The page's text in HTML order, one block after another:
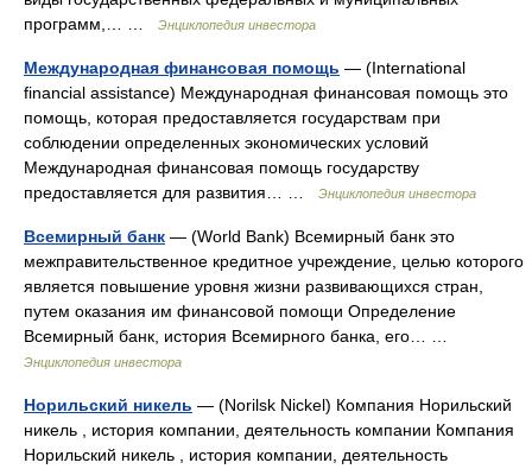
программ,… …
Энциклопедия инвестора
Международная финансовая помощь — (International
financial assistance) Международная финансовая помощь это
помощь, которая предоставляется государствам при
соблюдении определенных экономических условий
Международная финансовая помощь государству
предоставляется для развития… …
Энциклопедия инвестора
Всемирный банк — (World Bank) Всемирный банк это
межправительственное кредитное учреждение, целью которого
является повышение уровня жизни развивающихся стран,
путем оказания им финансовой помощи Определение
Всемирный банк, история Всемирного банка, его… …
Энциклопедия инвестора
Норильский никель — (Norilsk Nickel) Компания Норильский
никель , история компании, деятельность компании Компания
Норильский никель , история компании, деятельность